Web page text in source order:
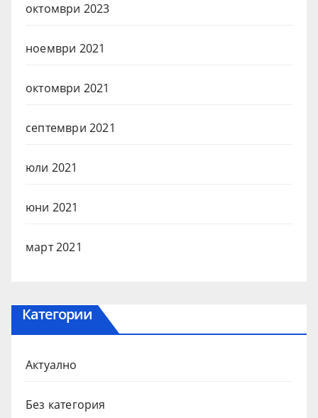
октомври 2023
ноември 2021
октомври 2021
септември 2021
юли 2021
юни 2021
март 2021
Категории
Актуално
Без категория